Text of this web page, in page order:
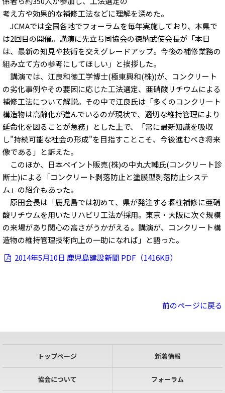
考え方や効果的な補修工法などに理解を深めた。
JCMAでは全国各地でフォーラムを毎年実施しており、本県で
は2回目の開催。講演に先立ち同協会の徳納武使会長が「本日
は、最新の知見や技術を交えグレードアップ。今後の補修業務の
組み立て方の参考にしてほしい」と挨拶した。
講演では、江良和徳工学博士(極東興和(株))が、コンクリート
の劣化事例やその要因に応じた工法選定、亜硝酸リチウムによる
補修工法について解説。その中で江良氏は「多くのコンクリート
構造物は高齢化が進んでいるのが現状で、適切な維持管理により
延命化を図ることが急務」とした上で、「常に最新知識を吸収
し"持続可能な社会の形成"を目指すことこそ、今後進むべき将来
像である」と訴えた。
このほか、日本ペイン卜販売(株)の中丸大輔氏(コンクリート診
断士)による「コンクリート剥落防止と塗膜型剥落防止システ
ム」の紹介もあった。
原田会長は「鹿児島では初めて、県が発注する堰柱補修に亜硝
酸リチウムを用いたリハビリ工法が採用。東京・大阪に次ぐ規模
の来場があり関心の高さがうかがえる。講演が、コンクリート構
造物の維持管理技術向上の一助になれば」と語った。
2014年5月10日 鹿児島建設新聞 PDF（1416KB）
前のページに戻る
トップページ 新着情報
協会について フォーラム